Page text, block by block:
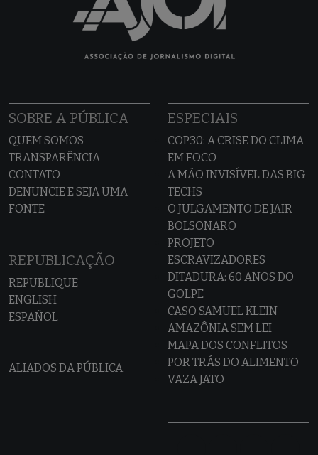
SOBRE A PÚBLICA
QUEM SOMOS
TRANSPARÊNCIA
CONTATO
DENUNCIE E SEJA UMA
FONTE
REPUBLICAÇÃO
REPUBLIQUE
ENGLISH
ESPAÑOL
ALIADOS DA PÚBLICA
ESPECIAIS
COP30: A CRISE DO CLIMA
EM FOCO
A MÃO INVISÍVEL DAS BIG
TECHS
O JULGAMENTO DE JAIR
BOLSONARO
PROJETO
ESCRAVIZADORES
DITADURA: 60 ANOS DO
GOLPE
CASO SAMUEL KLEIN
AMAZÔNIA SEM LEI
MAPA DOS CONFLITOS
POR TRÁS DO ALIMENTO
VAZA JATO